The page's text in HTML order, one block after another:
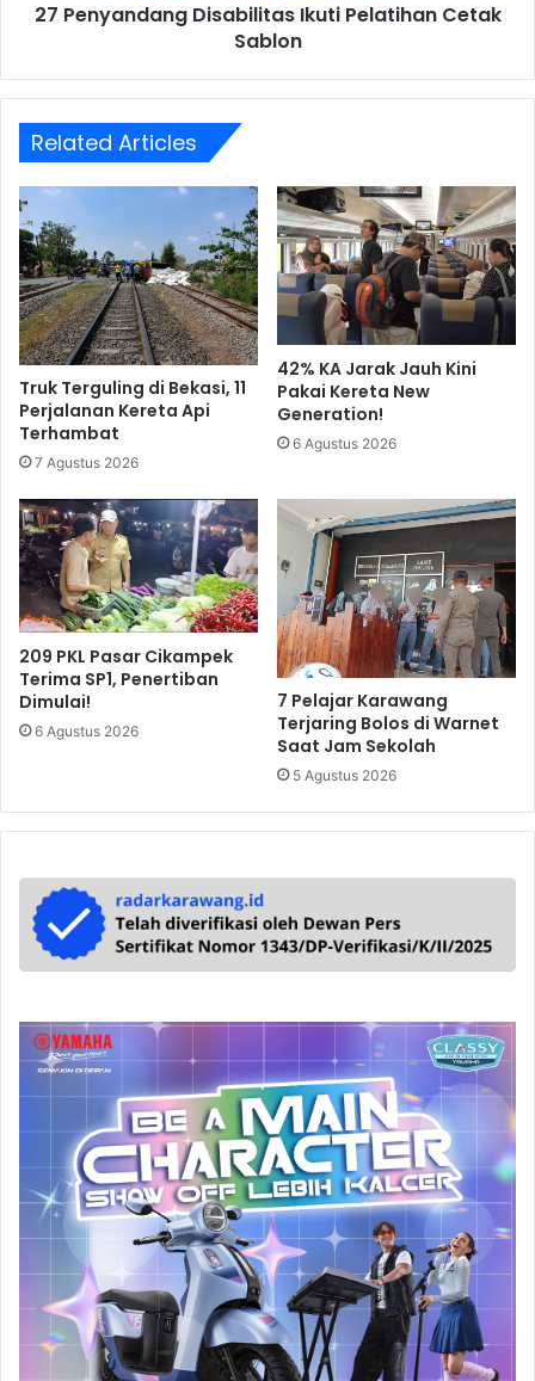
27 Penyandang Disabilitas Ikuti Pelatihan Cetak
Sablon
Related Articles
Truk Terguling di Bekasi, 11
Perjalanan Kereta Api
Terhambat
7 Agustus 2026
42% KA Jarak Jauh Kini
Pakai Kereta New
Generation!
6 Agustus 2026
209 PKL Pasar Cikampek
Terima SP1, Penertiban
Dimulai!
6 Agustus 2026
7 Pelajar Karawang
Terjaring Bolos di Warnet
Saat Jam Sekolah
5 Agustus 2026